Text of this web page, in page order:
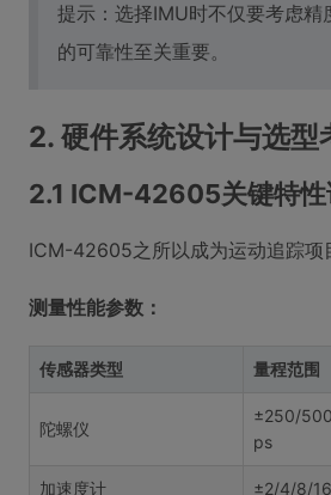
提示：选择IMU时不仅要考虑
的可靠性至关重要。
2. 硬件系统设计与选型
2.1 ICM-42605关键特性
ICM-42605之所以成为运动追踪项
测量性能参数：
传感器类型 量程范围
陀螺仪
±250/
ps
加速度计 ±2/4/8/